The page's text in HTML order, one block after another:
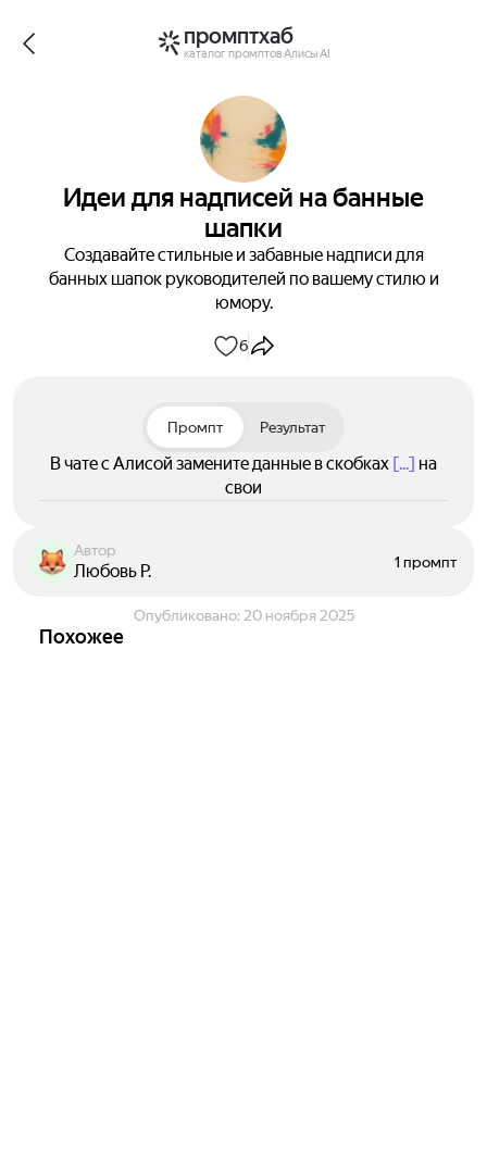
промптхаб
каталог промптов Алисы AI
Идеи для надписей на банные
шапки
Создавайте стильные и забавные надписи для
банных шапок руководителей по вашему стилю и
юмору.
6
Промпт Результат
В чате с Алисой замените данные в скобках [...] на
свои
Автор
Любовь Р. 1 промпт
Опубликовано: 20 ноября 2025
Похожее